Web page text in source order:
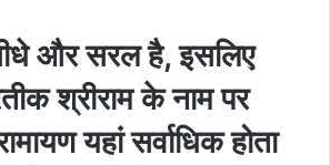
और सरल है, इसलिए
श्रीराम के नाम पर
यहां सर्वाधिक होता